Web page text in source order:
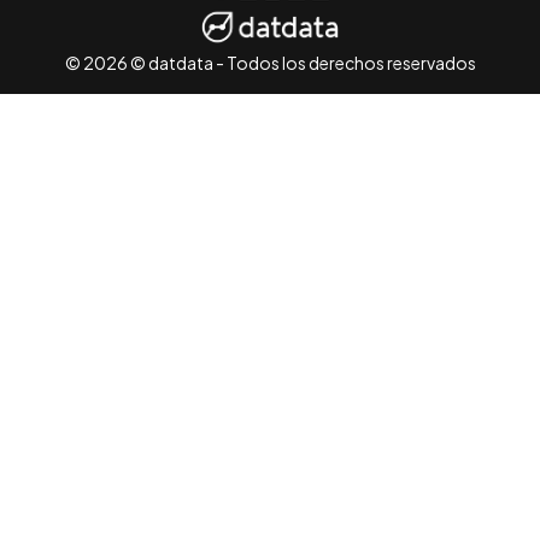
Canal de YouTube de datdata
Cuenta de Linkedin de datdata
Cuenta de Instagram de datdata
Página de Facebook de datdata
Cuenta de TikTok de datdata
© 2026 © datdata - Todos los derechos reservados